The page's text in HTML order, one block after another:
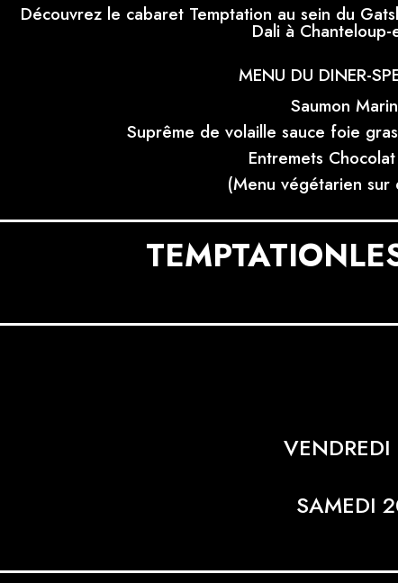
Découvrez le cabaret Temptation au sein du
Dali à Chanteloup-
MENU DU DINER-
Saumon
Suprême de volaille sauce foie
Entremets
(Menu végétarien sur
SAMEDI